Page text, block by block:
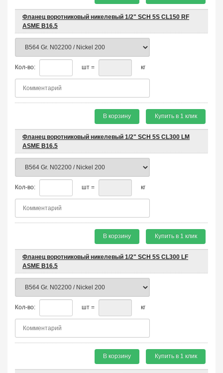
Фланец воротниковый никелевый 1/2" SCH 5S CL150 RF
ASME B16.5
Кол-во: шт = кг
В корзину Купить в 1 клик
Фланец воротниковый никелевый 1/2" SCH 5S CL300 LM
ASME B16.5
Кол-во: шт = кг
В корзину Купить в 1 клик
Фланец воротниковый никелевый 1/2" SCH 5S CL300 LF
ASME B16.5
Кол-во: шт = кг
В корзину Купить в 1 клик